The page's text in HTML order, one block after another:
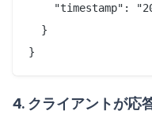
"timestamp":
  }
4. クライアントが応